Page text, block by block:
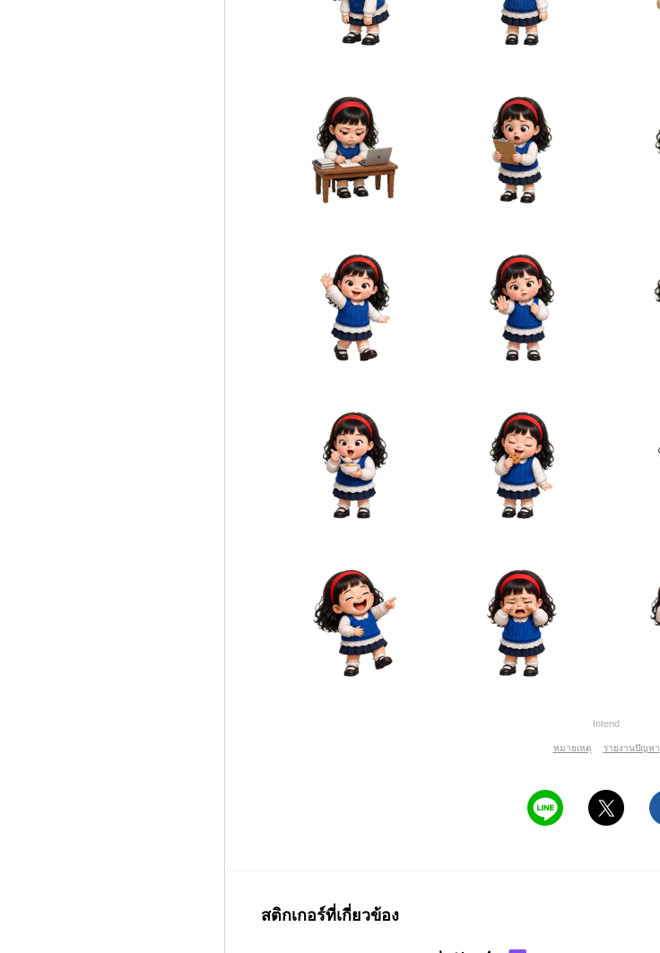
Intend
หมายเหตุ รายงานปัญหา
สติกเกอร์ที่เกี่ยวข้อง